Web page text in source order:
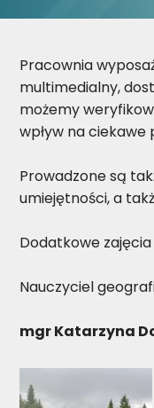
Pracownia
multimedialny,
możemy
wpływ na
Prowadzone są
umiejętności, a
Dodatkowe
Nauczyciel
mgr Katarzyna